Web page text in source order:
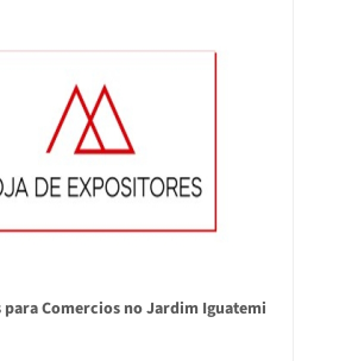
para Comercios no Jardim Iguatemi